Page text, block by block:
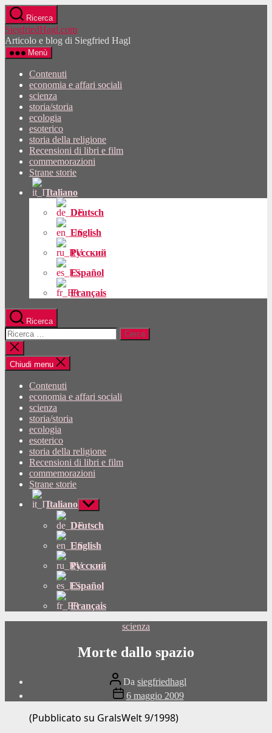
Vai
al
contenuto
Ricerca
SiegfriedHagl.com
Articolo e blog di Siegfried Hagl
Menù
Contenuti
economia e affari sociali
scienza
storia/storia
ecologia
esoterico
storia della religione
Recensioni di libri e film
commemorazioni
Strane storie
Italiano
Deutsch
English
Русский
Español
Français
Ricerca
Cercare:
Chiudi
la
ricerca
Chiudi menu
Contenuti
economia e affari sociali
scienza
storia/storia
ecologia
esoterico
storia della religione
Recensioni di libri e film
commemorazioni
Strane storie
Italiano Mostra
sottomenu
Deutsch
English
Русский
Español
Français
Categorie
scienza
Morte dallo spazio
Autore
del
post
Da siegfriedhagl
Data
di
pubblicazione
6 maggio 2009
(Pubblicato su GralsWelt 9/1998)